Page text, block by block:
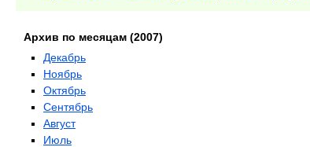
Архив по месяцам (2007)
Декабрь
Ноябрь
Октябрь
Сентябрь
Август
Июль